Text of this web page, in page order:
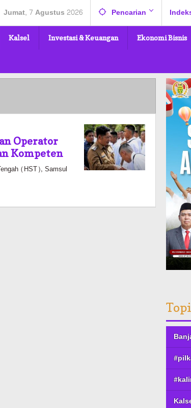
Jumat, 7 Agustus 2026 Pencarian
Kalsel Investasi & Keuangan Ekonomi Bisnis
Operator
Kompeten
(HST), Samsul